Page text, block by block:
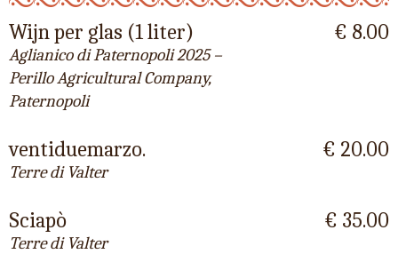
Wijn per glas (1 liter)
Aglianico di Paternopoli 2025 –
Perillo Agricultural Company,
Paternopoli
€ 8.00
ventiduemarzo.
Terre di Valter
€ 20.00
Sciapò
Terre di Valter
€ 35.00